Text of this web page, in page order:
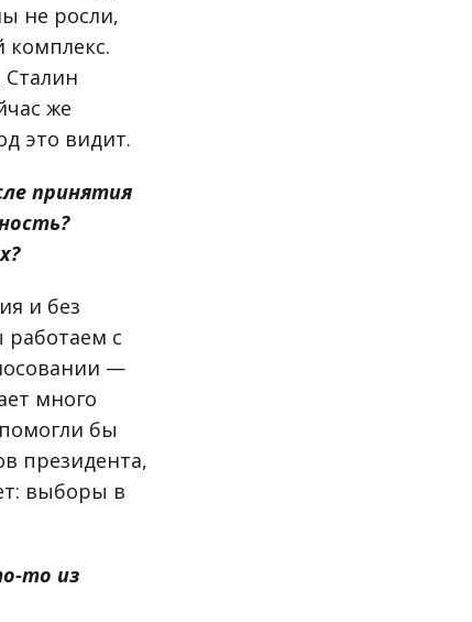
не росли,
комплекс.
Сталин
же
это видит.
принятия
и без
работаем с
—
много
бы
президента,
выборы в
то из